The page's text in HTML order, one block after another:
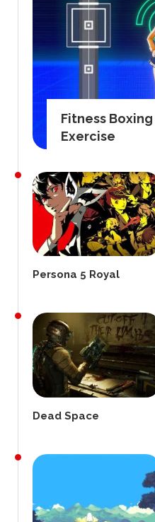
Fitness Boxing
Exercise
Persona 5 Royal
Dead Space